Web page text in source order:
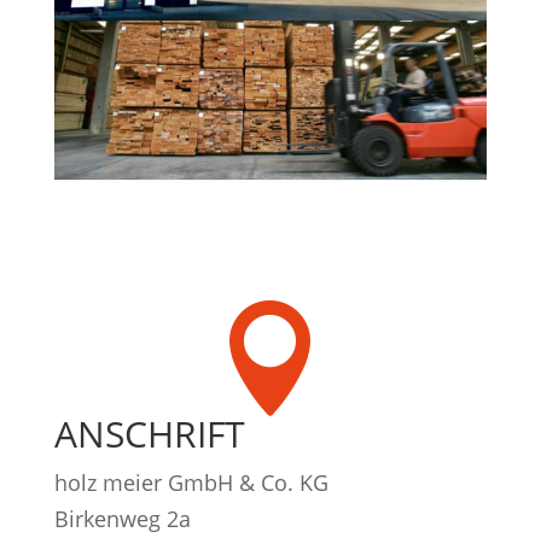

ANSCHRIFT
holz meier GmbH & Co. KG
Birkenweg 2a